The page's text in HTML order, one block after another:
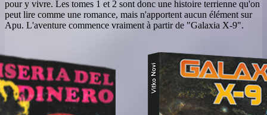
pour y vivre. Les tomes 1 et 2 sont donc une histoire terrienne qu'on
peut lire comme une romance, mais n'apportent aucun élément sur
Apu. L'aventure commence vraiment à partir de "Galaxia X-9".